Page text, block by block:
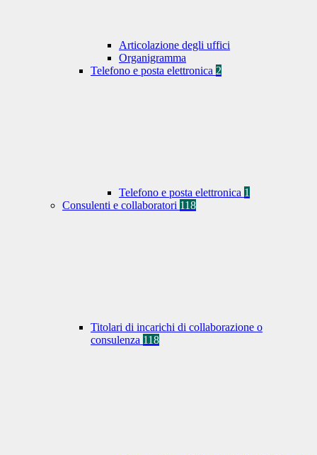
Articolazione degli uffici
Organigramma
Telefono e posta elettronica 2
Telefono e posta elettronica 1
Consulenti e collaboratori 118
Titolari di incarichi di collaborazione o
consulenza 118